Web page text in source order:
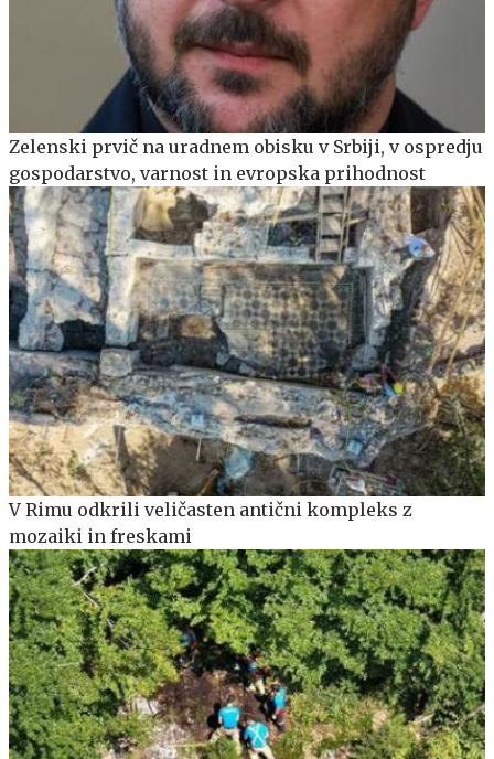
Zelenski prvič na uradnem obisku v Srbiji, v ospredju
gospodarstvo, varnost in evropska prihodnost
V Rimu odkrili veličasten antični kompleks z
mozaiki in freskami